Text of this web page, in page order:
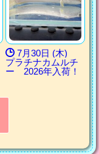
7月30日 (木)
プラチナカムルチ
ー 2026年入荷！